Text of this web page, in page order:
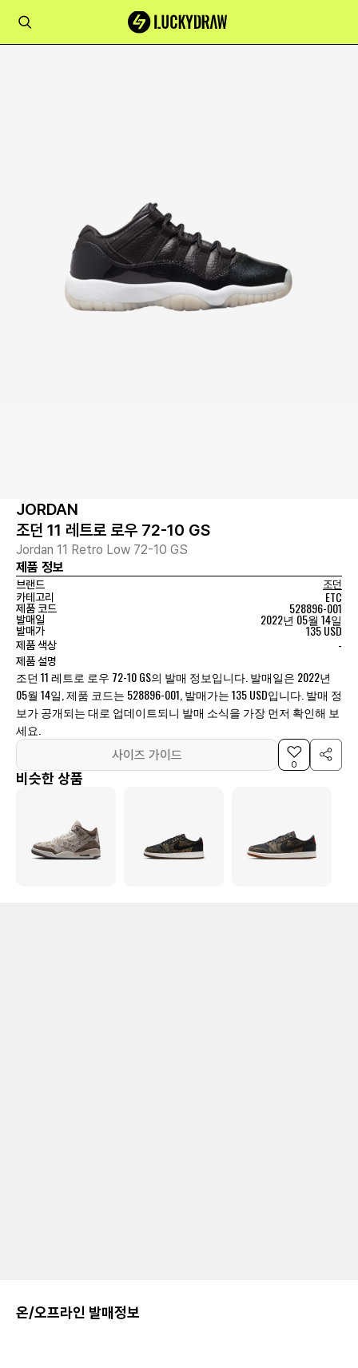
JORDAN
조던 11 레트로 로우 72-10 GS
Jordan 11 Retro Low 72-10 GS
제품 정보
브랜드
조던
카테고리
ETC
제품 코드 528896-001
발매일 2022년 05월 14일
발매가 135 USD
제품 색상 -
제품 설명
조던 11 레트로 로우 72-10 GS의 발매 정보입니다. 발매일은 2022년
05월 14일, 제품 코드는 528896-001, 발매가는 135 USD입니다. 발매 정
보가 공개되는 대로 업데이트되니 발매 소식을 가장 먼저 확인해 보
세요.
사이즈 가이드
0
비슷한 상품
온/오프라인 발매정보